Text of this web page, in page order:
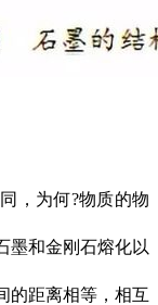
，为何?物质的物
墨和金刚石熔化以
的距离相等，相互